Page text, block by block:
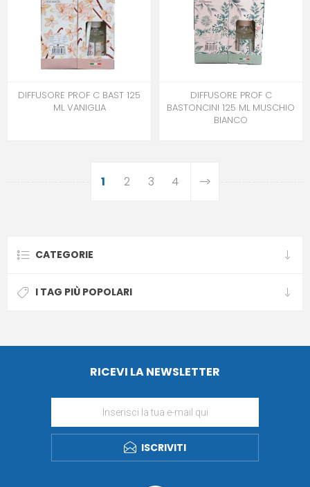
DIFFUSORE PROF C BAST 125
ML VANIGLIA
DIFFUSORE PROF C
BASTONCINI 125 ML MUSCHIO
BIANCO
1 2 3 4
CATEGORIE
I TAG PIÙ POPOLARI
RICEVI LA NEWSLETTER
ISCRIVITI